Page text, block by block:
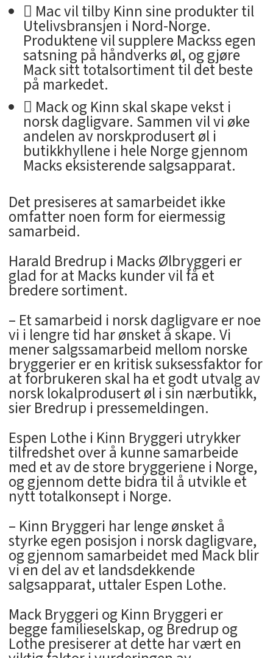
 Mac vil tilby Kinn sine produkter til
Utelivsbransjen i Nord-Norge.
Produktene vil supplere Mackss egen
satsning på håndverks øl, og gjøre
Mack sitt totalsortiment til det beste
på markedet.
 Mack og Kinn skal skape vekst i
norsk dagligvare. Sammen vil vi øke
andelen av norskprodusert øl i
butikkhyllene i hele Norge gjennom
Macks eksisterende salgsapparat.
Det presiseres at samarbeidet ikke
omfatter noen form for eiermessig
samarbeid.
Harald Bredrup i Macks Ølbryggeri er
glad for at Macks kunder vil få et
bredere sortiment.
– Et samarbeid i norsk dagligvare er noe
vi i lengre tid har ønsket å skape. Vi
mener salgssamarbeid mellom norske
bryggerier er en kritisk suksessfaktor for
at forbrukeren skal ha et godt utvalg av
norsk lokalprodusert øl i sin nærbutikk,
sier Bredrup i pressemeldingen.
Espen Lothe i Kinn Bryggeri utrykker
tilfredshet over å kunne samarbeide
med et av de store bryggeriene i Norge,
og gjennom dette bidra til å utvikle et
nytt totalkonsept i Norge.
– Kinn Bryggeri har lenge ønsket å
styrke egen posisjon i norsk dagligvare,
og gjennom samarbeidet med Mack blir
vi en del av et landsdekkende
salgsapparat, uttaler Espen Lothe.
Mack Bryggeri og Kinn Bryggeri er
begge familieselskap, og Bredrup og
Lothe presiserer at dette har vært en